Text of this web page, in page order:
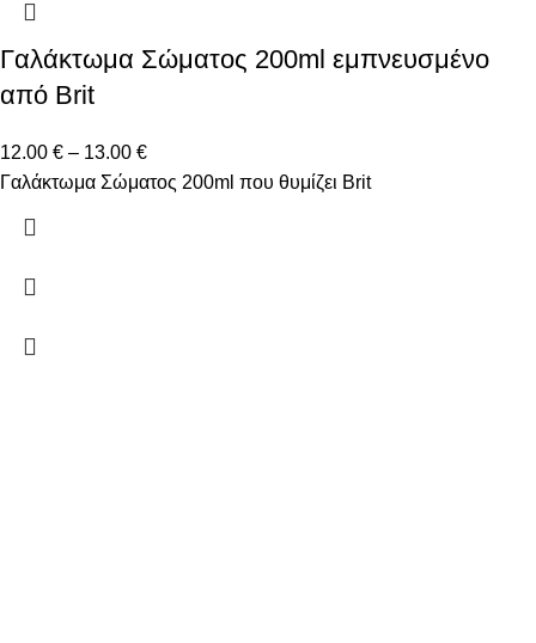
Γαλάκτωμα Σώματος 200ml εμπνευσμένο
από Brit
12.00 € – 13.00 €
Γαλάκτωμα Σώματος 200ml που θυμίζει Brit